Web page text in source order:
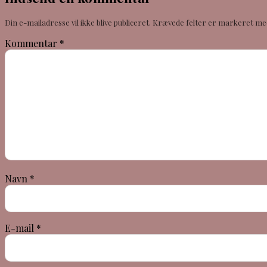
Din e-mailadresse vil ikke blive publiceret. Krævede felter er markeret
Kommentar *
Navn *
E-mail *